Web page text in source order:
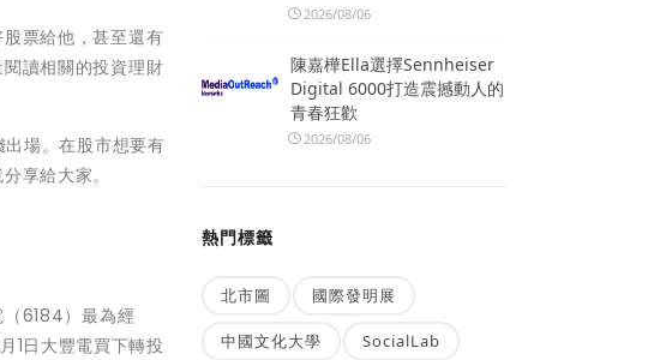
票給他，甚至還有
讀相關的投資理財
場。在股市想要有
享給大家。
6184）最為經
1日大豐電買下轉投
2026/08/06
陳嘉樺Ella選擇Sennheiser
Digital 6000打造震撼動人的
青春狂歡
2026/08/06
熱門標籤
北市圖 國際發明展
中國文化大學 SocialLab